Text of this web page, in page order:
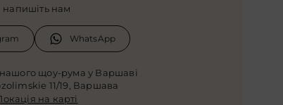
напишіть нам
WhatsApp
нашого щоу-рума у Варшаві
11/19, Варшава
на карті